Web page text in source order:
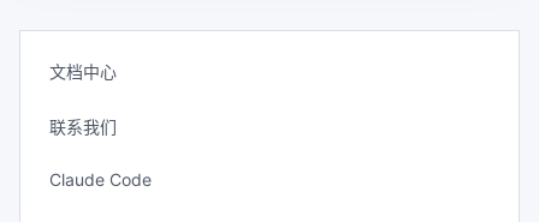
文档中心
联系我们
Claude Code